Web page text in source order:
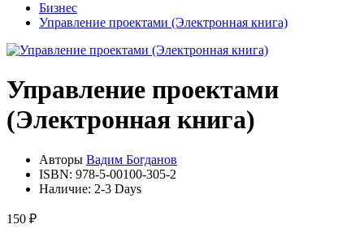
Бизнес
Управление проектами (Электронная книга)
Управление проектами
(Электронная книга)
Авторы Вадим Богданов
ISBN: 978-5-00100-305-2
Наличие: 2-3 Days
150 ₽